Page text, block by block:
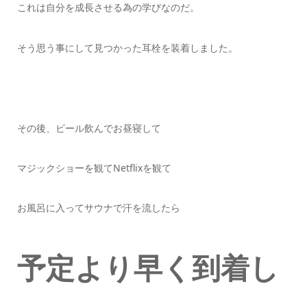
これは自分を成長させる為の学びなのだ。
そう思う事にして見つかった耳栓を装着しました。
その後、ビール飲んでお昼寝して
マジックショーを観てNetflixを観て
お風呂に入ってサウナで汗を流したら
予定より早く到着し